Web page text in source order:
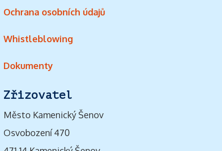
Ochrana osobních údajů
Whistleblowing
Dokumenty
Zřizovatel
Město Kamenický Šenov
Osvobození 470